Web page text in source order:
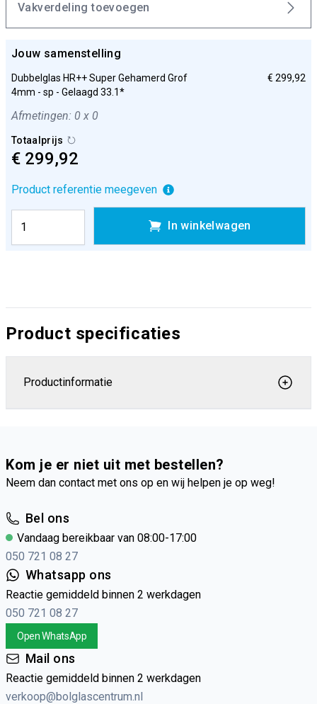
Vakverdeling toevoegen
Jouw samenstelling
Dubbelglas HR++ Super Gehamerd Grof
4mm - sp - Gelaagd 33.1*
€ 299,92
Afmetingen: 0 x 0
Totaalprijs
€ 299,92
Product referentie meegeven
In winkelwagen
Product specificaties
Productinformatie
Kom je er niet uit met bestellen?
Neem dan contact met ons op en wij helpen je op weg!
Bel ons
Vandaag bereikbaar van 08:00-17:00
050 721 08 27
Whatsapp ons
Reactie gemiddeld binnen 2 werkdagen
050 721 08 27
Open WhatsApp
Mail ons
Reactie gemiddeld binnen 2 werkdagen
verkoop@bolglascentrum.nl